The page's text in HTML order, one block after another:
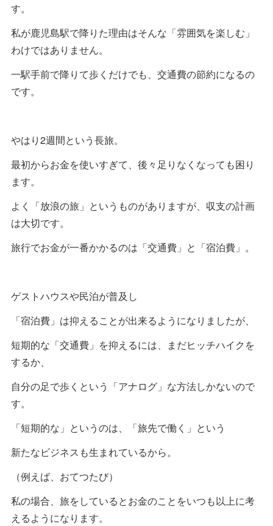
す。
私が鹿児島駅で降りた理由はそんな「雰囲気を楽しむ」
わけではありません。
一駅手前で降りて歩くだけでも、交通費の節約になるの
です。
やはり2週間という長旅。
最初からお金を使いすぎて、後々足りなくなっても困り
ます。
よく「放浪の旅」というものがありますが、収支の計画
は大切です。
旅行でお金が一番かかるのは「交通費」と「宿泊費」。
ゲストハウスや民泊が普及し
「宿泊費」は抑えることが出来るようになりましたが、
短期的な「交通費」を抑えるには、まだヒッチハイクを
するか、
自分の足で歩くという「アナログ」な方法しかないので
す。
「短期的な」というのは、「旅先で働く」という
新たなビジネスも生まれているから。
（例えば、おてつたび）
私の場合、旅をしているとお金のことをいつも以上に考
えるようになります。